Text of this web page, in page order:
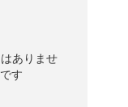
ありませ
す